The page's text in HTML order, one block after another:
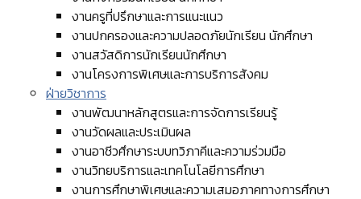
งานครูที่ปรึกษาและการแนะแนว
งานปกครองและความปลอดภัยนักเรียน นักศึกษา
งานสวัสดิการนักเรียนนักศึกษา
งานโครงการพิเศษและการบริการสังคม
ฝ่ายวิชาการ
งานพัฒนาหลักสูตรและการจัดการเรียนรู้
งานวัดผลและประเมินผล
งานอาชีวศึกษาระบบทวิภาคีและความร่วมมือ
งานวิทยบริการและเทคโนโลยีการศึกษา
งานการศึกษาพิเศษและความเสมอภาคทางการศึกษา